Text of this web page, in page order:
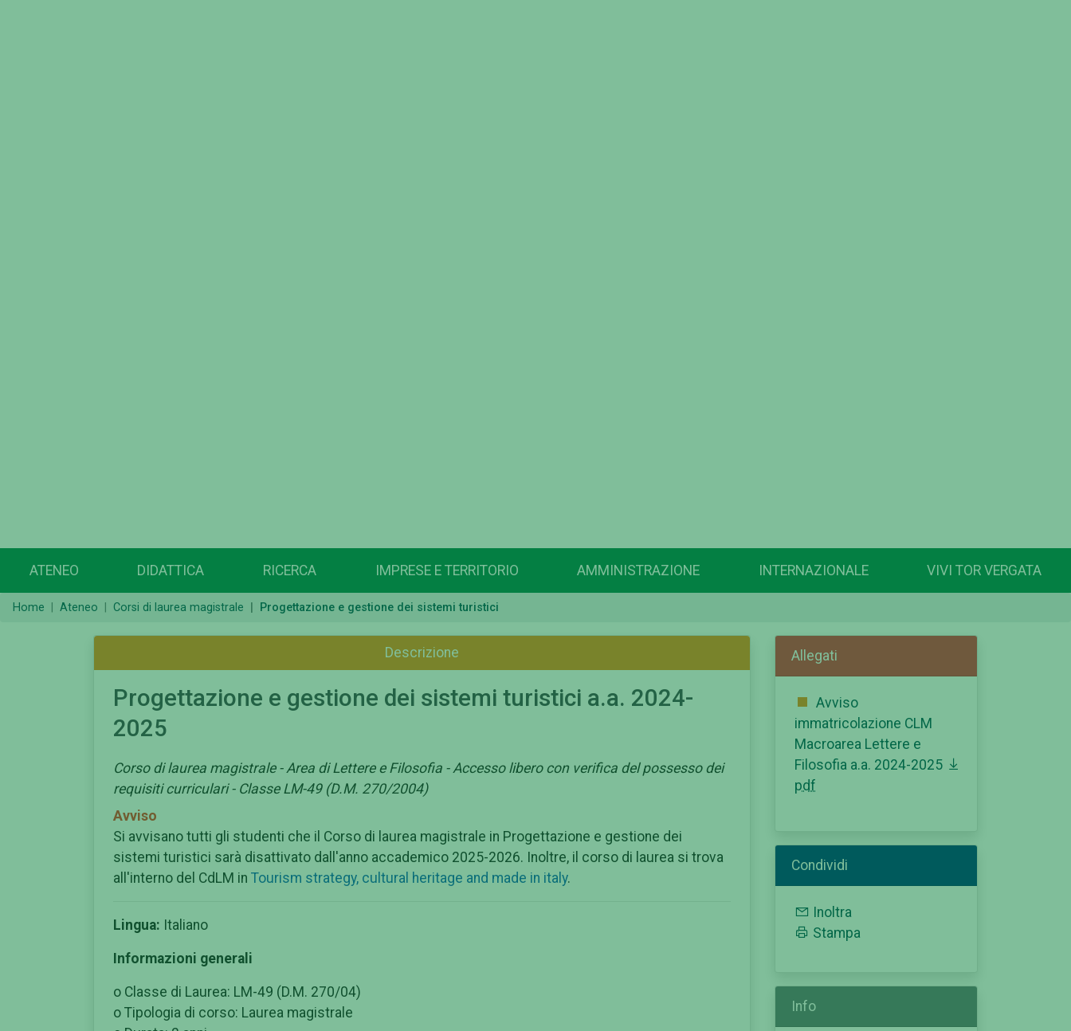
ATENEO DIDATTICA RICERCA IMPRESE E TERRITORIO AMMINISTRAZIONE INTERNAZIONALE VIVI TOR VERGATA
Home Ateneo Corsi di laurea magistrale Progettazione e gestione dei sistemi turistici
Descrizione
Progettazione e gestione dei sistemi turistici a.a. 2024-
2025
Corso di laurea magistrale - Area di Lettere e Filosofia - Accesso libero con verifica del possesso dei
requisiti curriculari - Classe LM-49 (D.M. 270/2004)
Avviso
Si avvisano tutti gli studenti che il Corso di laurea magistrale in Progettazione e gestione dei
sistemi turistici sarà disattivato dall'anno accademico 2025-2026. Inoltre, il corso di laurea si trova
all'interno del CdLM in Tourism strategy, cultural heritage and made in italy.
Lingua: Italiano
Informazioni generali
o Classe di Laurea: LM-49 (D.M. 270/04)
o Tipologia di corso: Laurea magistrale
Allegati
Avviso
immatricolazione CLM
Macroarea Lettere e
Filosofia a.a. 2024-2025
pdf
Condividi
Inoltra
Stampa
Info